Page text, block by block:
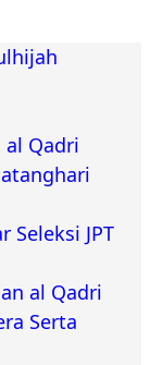
al Qadri
Seleksi JPT
al Qadri
Serta